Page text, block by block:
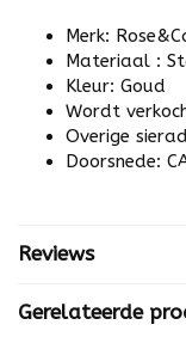
Merk:
Materiaal :
Kleur: Goud
Wordt
Overige
Doorsnede:
Reviews
Gerelateerde